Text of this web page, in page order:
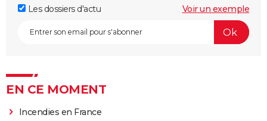
Les dossiers d'actu
Voir un exemple
EN CE MOMENT
Incendies en France